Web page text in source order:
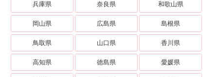
兵庫県 奈良県 和歌山県
岡山県 広島県 島根県
鳥取県 山口県 香川県
高知県 徳島県 愛媛県